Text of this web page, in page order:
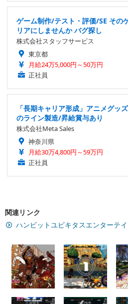
ゲーム制作/テスト・評価/SE その
リアにしませんか バグ探し
株式会社スタッフサービス
東京都
月給24万5,000円～50万円
正社員
「長期キャリア形成」アニメグッ
のライン製造/昇給賞与あり
株式会社Meta Sales
神奈川県
月給30万4,800円～59万円
正社員
関連リンク
ハンビットユビキタスエンターテ